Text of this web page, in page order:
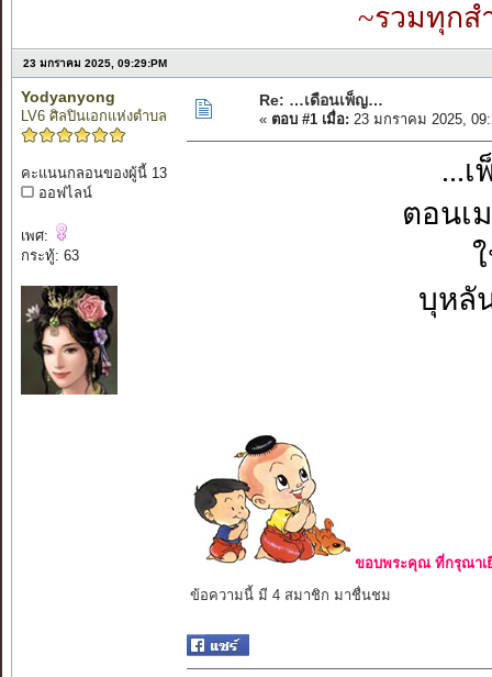
~รวมทุกส
23 มกราคม 2025, 09:29:PM
Yodyanyong
LV6 ศิลปินเอกแห่งตำบล
คะแนนกลอนของผู้นี้ 13
ออฟไลน์
เพศ:
กระทู้: 63
Re: …เดือนเพ็ญ…
« ตอบ #1 เมื่อ: 23 มกราคม 2025,
...
ตอนเ
บุหลั
ขอบพระคุณ ที่กรุณาเ
ข้อความนี้ มี 4 สมาชิก มาชื่นชม